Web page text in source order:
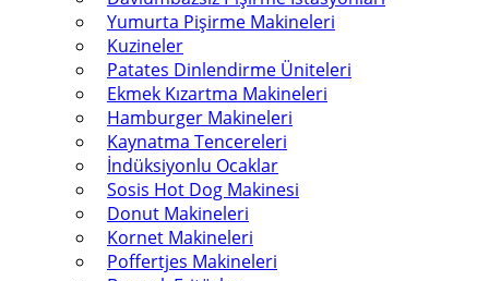
Yumurta Pişirme Makineleri
Kuzineler
Patates Dinlendirme Üniteleri
Ekmek Kızartma Makineleri
Hamburger Makineleri
Kaynatma Tencereleri
İndüksiyonlu Ocaklar
Sosis Hot Dog Makinesi
Donut Makineleri
Kornet Makineleri
Poffertjes Makineleri